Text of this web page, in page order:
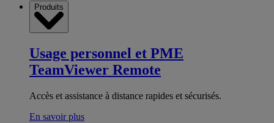
Produits
Usage personnel et PME
TeamViewer Remote
Accès et assistance à distance rapides et sécurisés.
En savoir plus